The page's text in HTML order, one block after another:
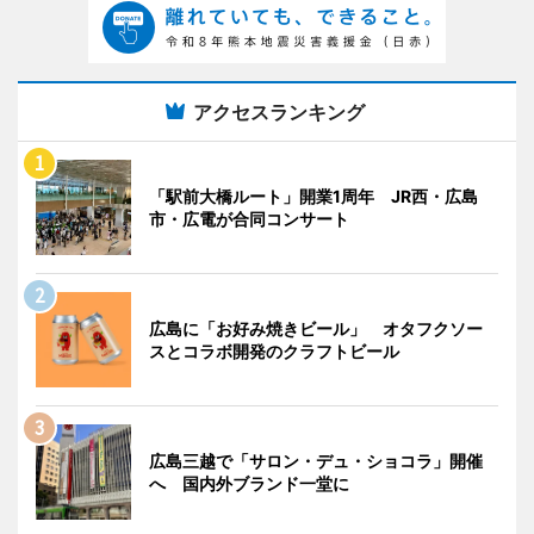
アクセスランキング
「駅前大橋ルート」開業1周年 JR西・広島
市・広電が合同コンサート
広島に「お好み焼きビール」 オタフクソー
スとコラボ開発のクラフトビール
広島三越で「サロン・デュ・ショコラ」開催
へ 国内外ブランド一堂に